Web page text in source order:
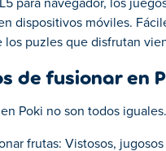
para navegador, los
dispositivos móviles.
los puzles que disfrutan
de fusionar en
Poki no son todos
frutas: Vistosos,